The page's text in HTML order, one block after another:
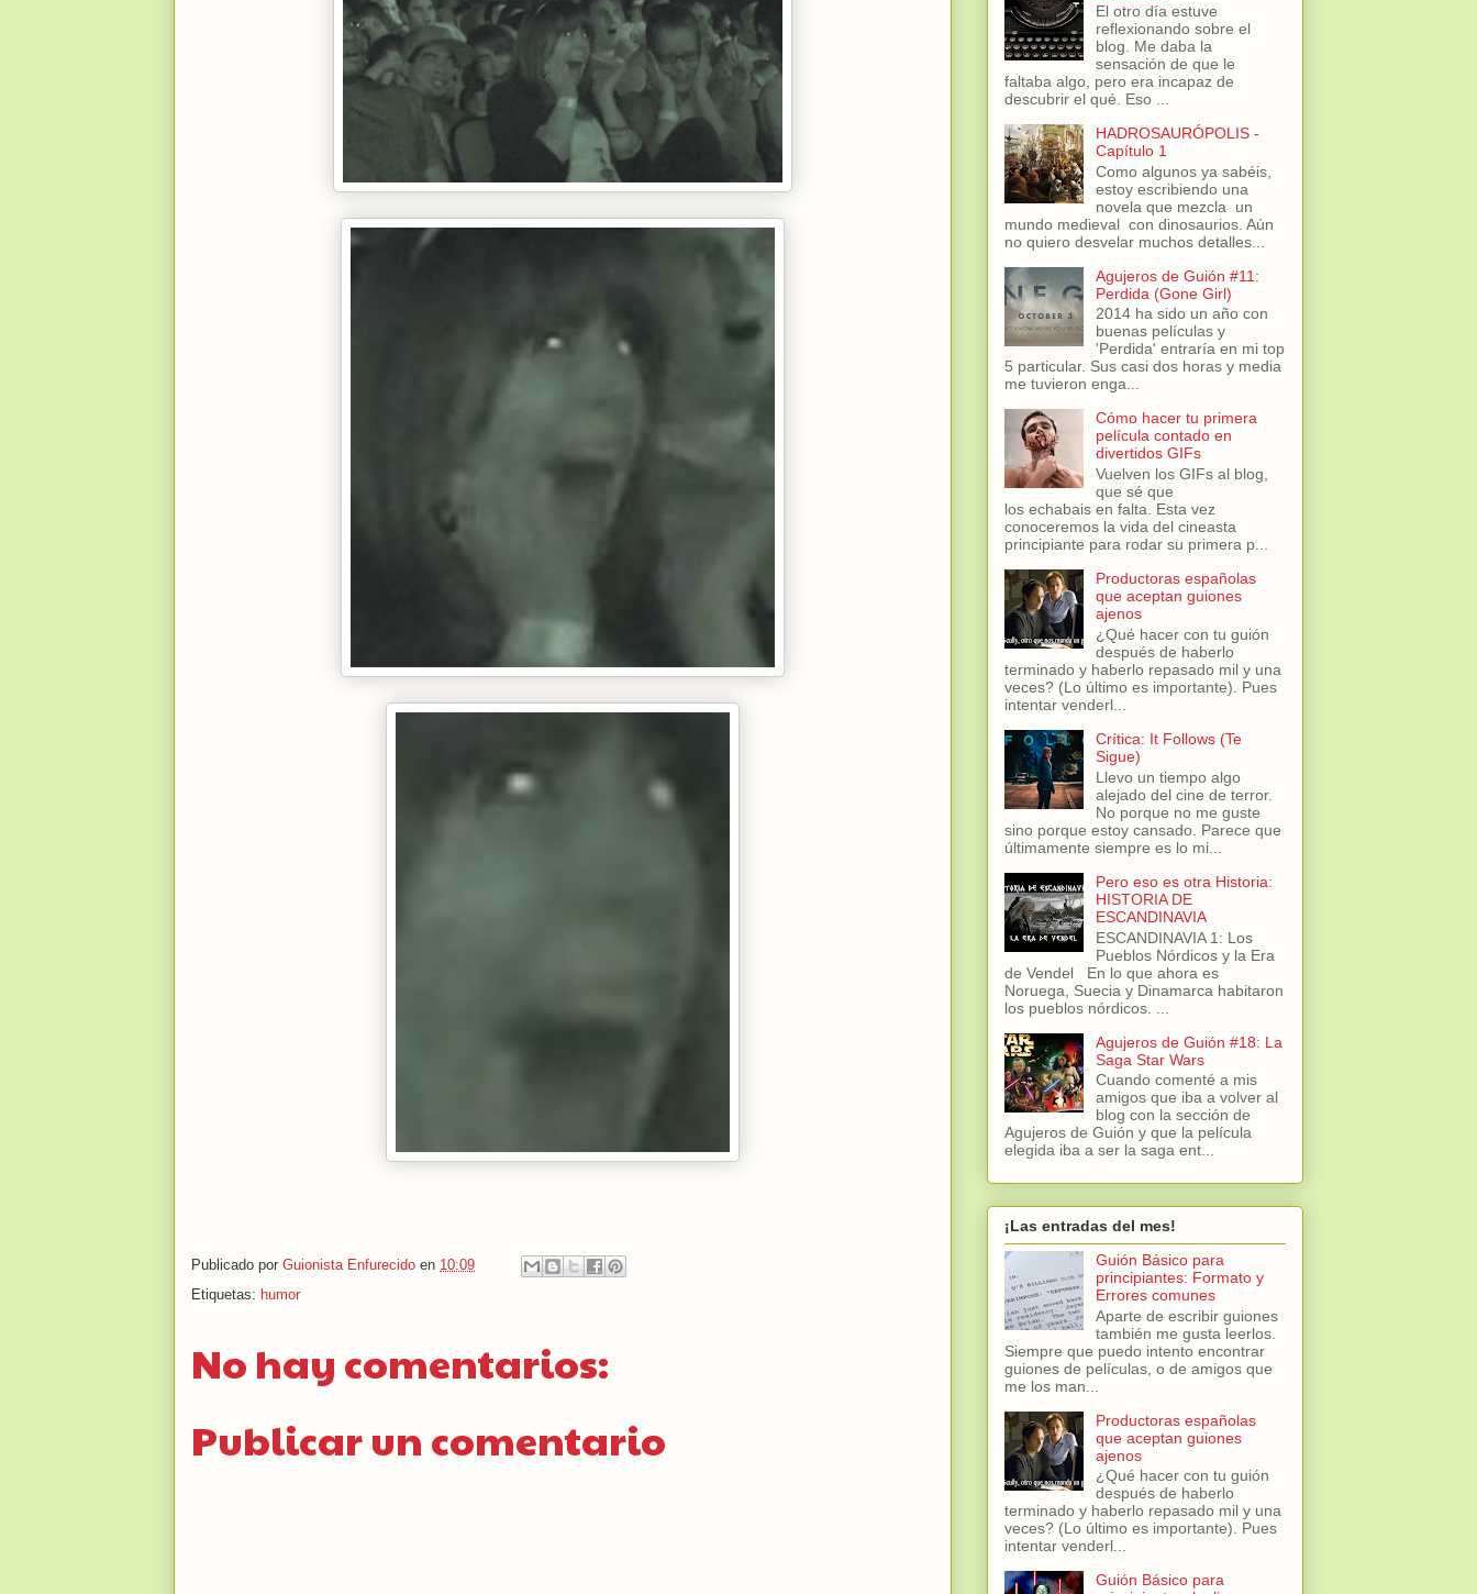
Publicado por Guionista Enfurecido en 10:09
Etiquetas: humor
No hay comentarios:
Publicar un comentario
El otro día estuve
reflexionando sobre el
blog. Me daba la
sensación de que le
faltaba algo, pero era incapaz de
descubrir el qué. Eso ...
HADROSAURÓPOLIS -
Capítulo 1
Como algunos ya sabéis,
estoy escribiendo una
novela que mezcla un
mundo medieval con dinosaurios. Aún
no quiero desvelar muchos detalles...
Agujeros de Guión #11:
Perdida (Gone Girl)
2014 ha sido un año con
buenas películas y
'Perdida' entraría en mi top
5 particular. Sus casi dos horas y media
me tuvieron enga...
Cómo hacer tu primera
película contado en
divertidos GIFs
Vuelven los GIFs al blog,
que sé que
los echabais en falta. Esta vez
conoceremos la vida del cineasta
principiante para rodar su primera p...
Productoras españolas
que aceptan guiones
ajenos
¿Qué hacer con tu guión
después de haberlo
terminado y haberlo repasado mil y una
veces? (Lo último es importante). Pues
intentar venderl...
Crítica: It Follows (Te
Sigue)
Llevo un tiempo algo
alejado del cine de terror.
No porque no me guste
sino porque estoy cansado. Parece que
últimamente siempre es lo mi...
Pero eso es otra Historia:
HISTORIA DE
ESCANDINAVIA
ESCANDINAVIA 1: Los
Pueblos Nórdicos y la Era
de Vendel En lo que ahora es
Noruega, Suecia y Dinamarca habitaron
los pueblos nórdicos. ...
Agujeros de Guión #18: La
Saga Star Wars
Cuando comenté a mis
amigos que iba a volver al
blog con la sección de
Agujeros de Guión y que la película
elegida iba a ser la saga ent...
¡Las entradas del mes!
Guión Básico para
principiantes: Formato y
Errores comunes
Aparte de escribir guiones
también me gusta leerlos.
Siempre que puedo intento encontrar
guiones de películas, o de amigos que
me los man...
Productoras españolas
que aceptan guiones
ajenos
¿Qué hacer con tu guión
después de haberlo
terminado y haberlo repasado mil y una
veces? (Lo último es importante). Pues
intentar venderl...
Guión Básico para